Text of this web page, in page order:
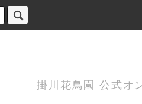
掛川花鳥園 公式オ